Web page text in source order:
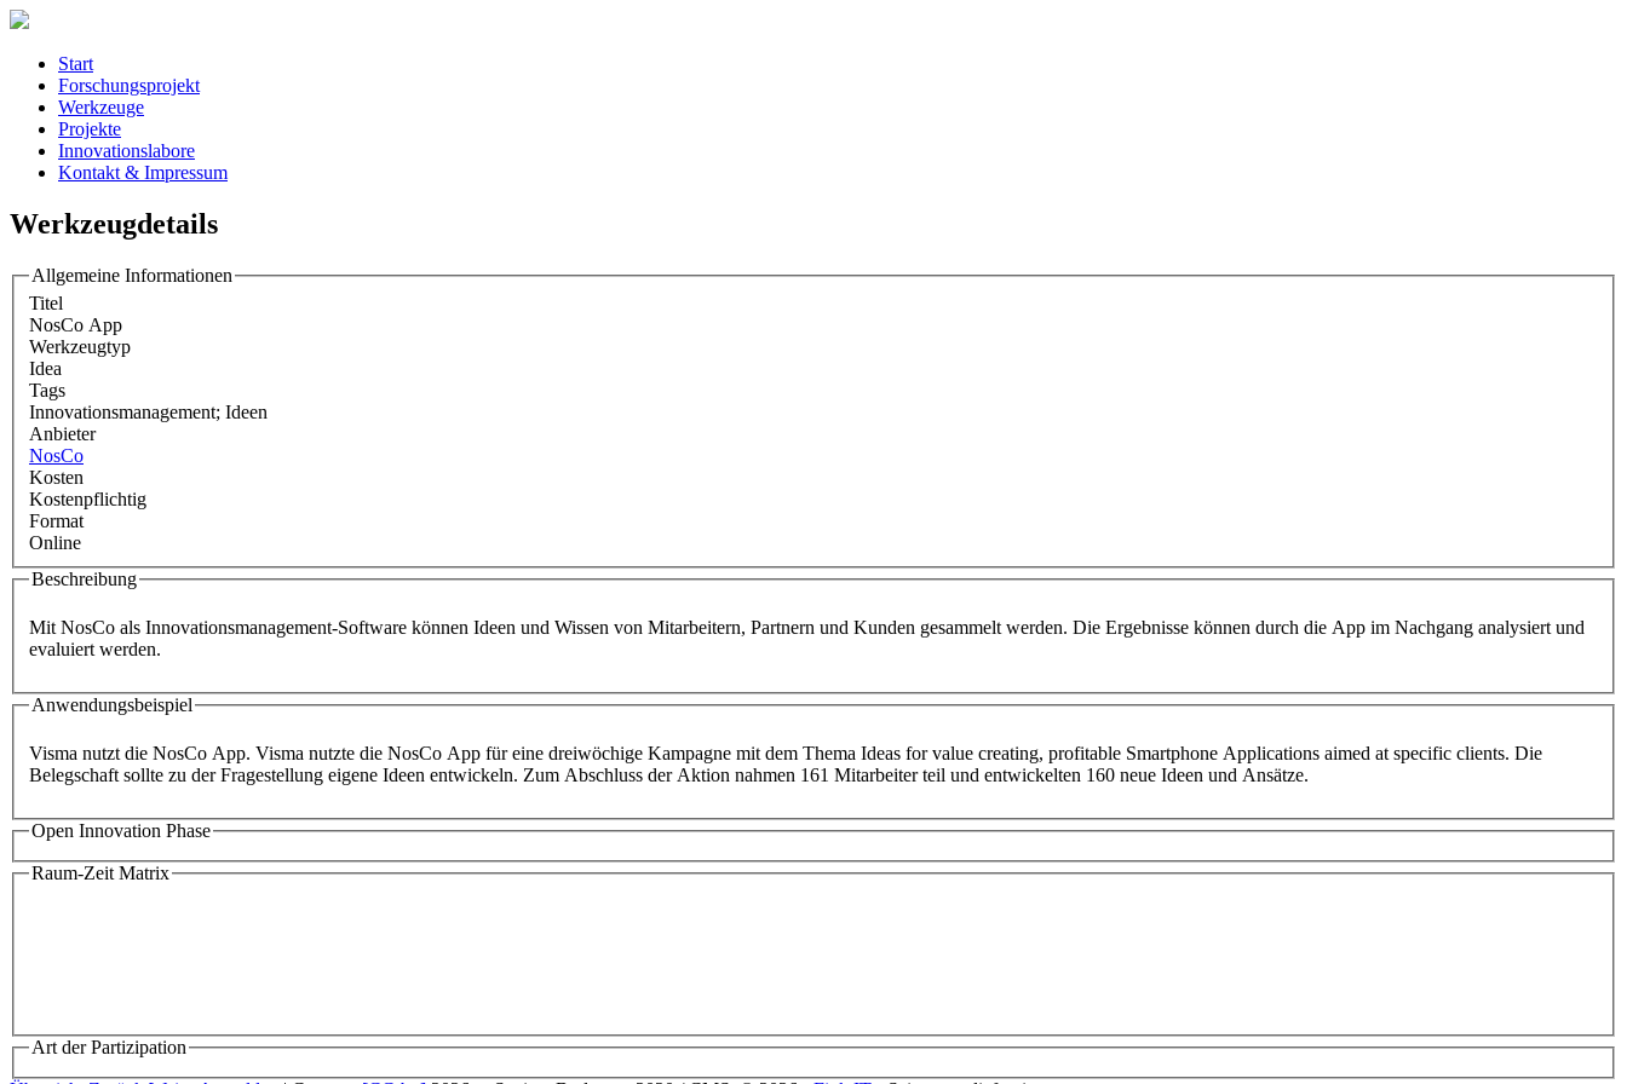
Start
Forschungsprojekt
Werkzeuge
Projekte
Innovationslabore
Kontakt & Impressum
Werkzeugdetails
Allgemeine Informationen
Titel
NosCo App
Werkzeugtyp
Idea
Tags
Innovationsmanagement; Ideen
Anbieter
NosCo
Kosten
Kostenpflichtig
Format
Online
Beschreibung
Mit NosCo als Innovationsmanagement-Software können Ideen und Wissen von Mitarbeitern, Partnern und Kunden gesammelt werden. Die Ergebnisse können durch die App im Nachgang analysiert und
evaluiert werden.
Anwendungsbeispiel
Visma nutzt die NosCo App. Visma nutzte die NosCo App für eine dreiwöchige Kampagne mit dem Thema Ideas for value creating, profitable Smartphone Applications aimed at specific clients. Die
Belegschaft sollte zu der Fragestellung eigene Ideen entwickeln. Zum Abschluss der Aktion nahmen 161 Mitarbeiter teil und entwickelten 160 neue Ideen und Ansätze.
Open Innovation Phase
Raum-Zeit Matrix
Art der Partizipation